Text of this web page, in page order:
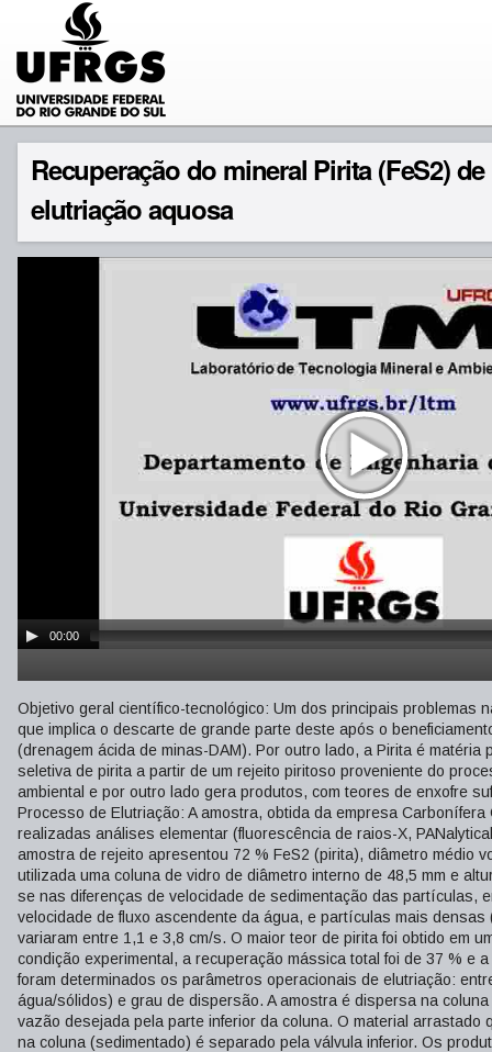
Recuperação do mineral Pirita (FeS2)
elutriação aquosa
00:00
Objetivo geral científico-tecnológico: Um dos principais problemas
que implica o descarte de grande parte deste após o
(drenagem ácida de minas-DAM). Por outro lado, a Pirita é
seletiva de pirita a partir de um rejeito piritoso proveniente do
ambiental e por outro lado gera produtos, com teores de enxofre
Processo de Elutriação: A amostra, obtida da empresa
realizadas análises elementar (fluorescência de raios-X,
amostra de rejeito apresentou 72 % FeS2 (pirita), diâmetro médio
utilizada uma coluna de vidro de diâmetro interno de 48,5 mm e
se nas diferenças de velocidade de sedimentação das partículas,
velocidade de fluxo ascendente da água, e partículas mais
variaram entre 1,1 e 3,8 cm/s. O maior teor de pirita foi obtido em
condição experimental, a recuperação mássica total foi de 37 % e
foram determinados os parâmetros operacionais de elutriação:
água/sólidos) e grau de dispersão. A amostra é dispersa na
vazão desejada pela parte inferior da coluna. O material
na coluna (sedimentado) é separado pela válvula inferior. Os